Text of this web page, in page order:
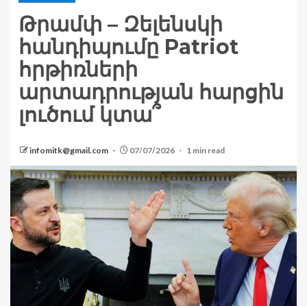
Թրամփ – Զելենսկի
հանդիպումը Patriot
հրթիռների
արտադրության հարցին
լուծում կտա՞
infomitk@gmail.com 07/07/2026 1 min read